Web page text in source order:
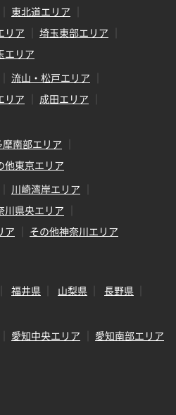
東北道エリア
リア
埼玉東部エリア
エリア
流山・松戸エリア
リア
成田エリア
摩南部エリア
他東京エリア
川崎湾岸エリア
川県央エリア
ア その他神奈川エリア
福井県 山梨県
長野県
愛知中央エリア
愛知南部エリア